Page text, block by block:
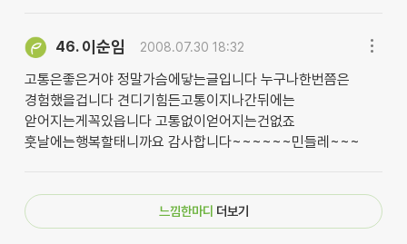
46. 이순임 2008.07.30 18:32
고통은좋은거야 정말가슴에닿는글입니다 누구나한번쯤은
경험했을겁니다 견디기힘든고통이지나간뒤에는
앋어지는게꼭있읍니다 고통없이얻어지는건없죠
훗날에는행복할태니까요 감사합니다~~~~~~민들레~~~
느낌한마디 더보기